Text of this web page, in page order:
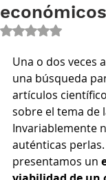
económicos
Obtuvo NaN de
Una o dos veces
una búsqueda
artículos
sobre el tema de
Invariablemente
auténticas
presentamos un